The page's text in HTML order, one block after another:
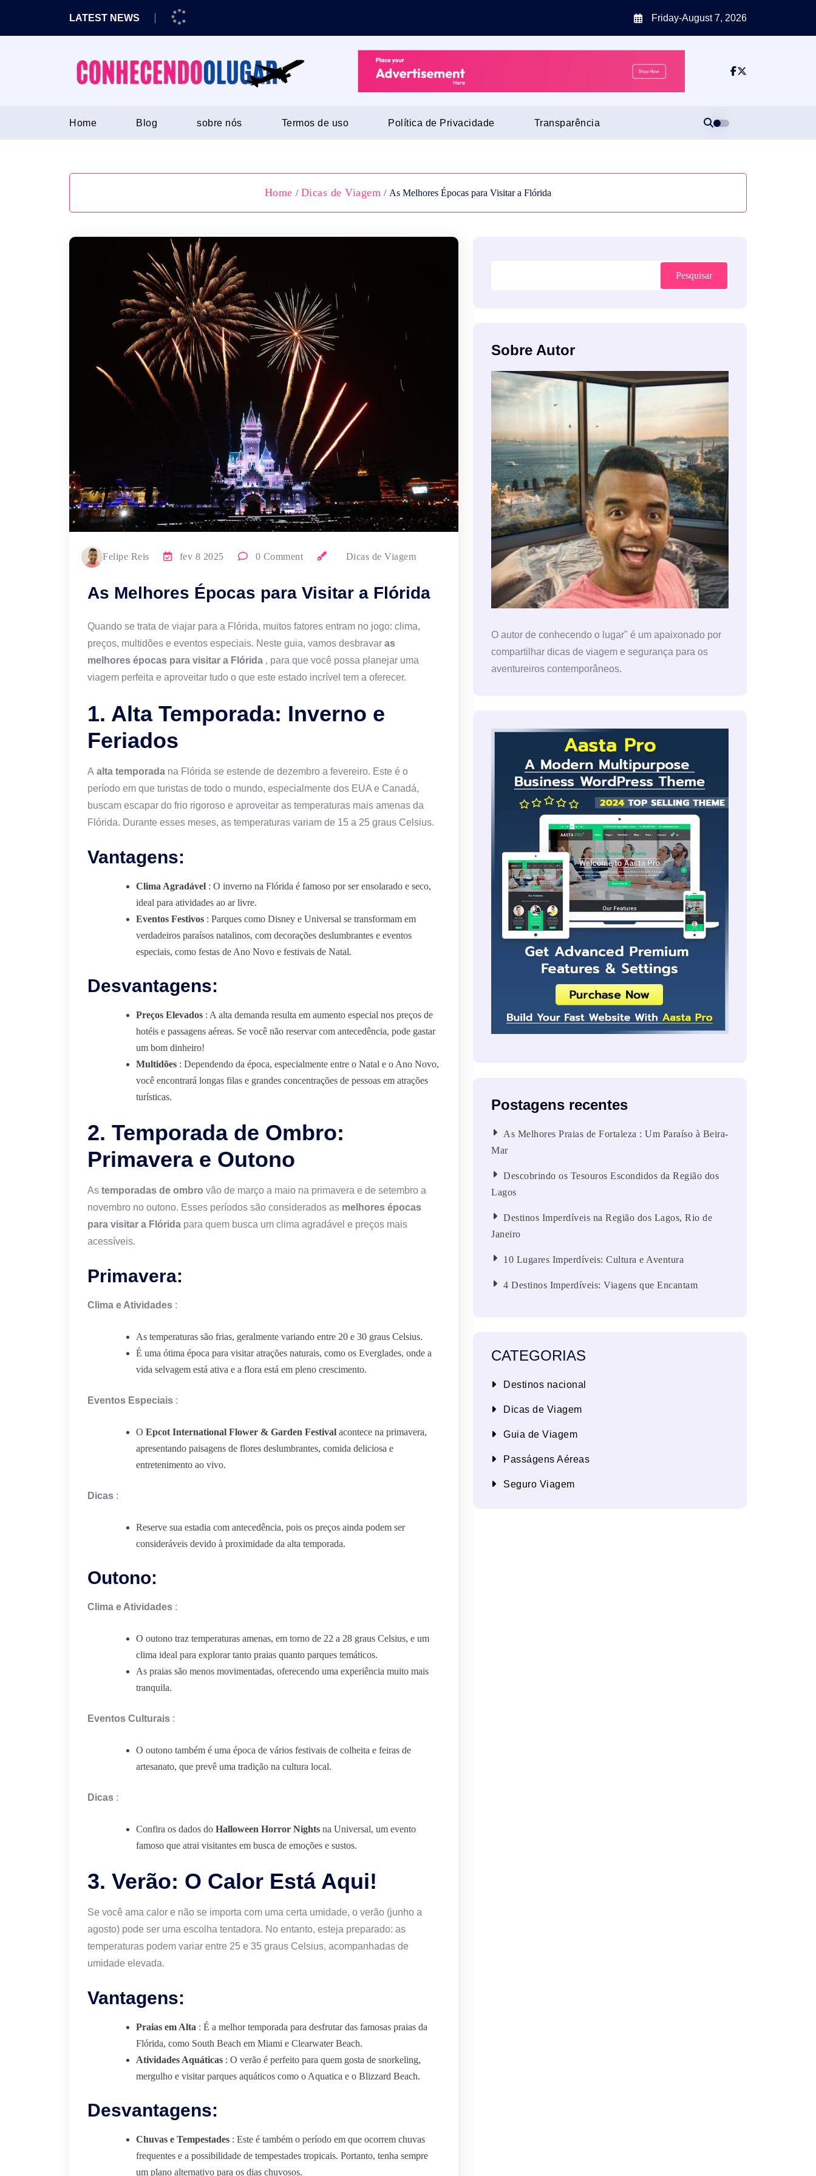
LATEST NEWS Friday-August 7, 2026
Home Blog sobre nós Termos de uso Política de Privacidade Transparência
Home / Dicas de Viagem / As Melhores Épocas para Visitar a Flórida
Felipe Reis fev 8 2025 0 Comment Dicas de Viagem
As Melhores Épocas para Visitar a Flórida
Quando se trata de viajar para a Flórida, muitos fatores entram no jogo: clima,
preços, multidões e eventos especiais. Neste guia, vamos desbravar as
melhores épocas para visitar a Flórida , para que você possa planejar uma
viagem perfeita e aproveitar tudo o que este estado incrível tem a oferecer.
1. Alta Temporada: Inverno e
Feriados
A alta temporada na Flórida se estende de dezembro a fevereiro. Este é o
período em que turistas de todo o mundo, especialmente dos EUA e Canadá,
buscam escapar do frio rigoroso e aproveitar as temperaturas mais amenas da
Flórida. Durante esses meses, as temperaturas variam de 15 a 25 graus Celsius.
Vantagens:
Clima Agradável : O inverno na Flórida é famoso por ser ensolarado e seco,
ideal para atividades ao ar livre.
Eventos Festivos : Parques como Disney e Universal se transformam em
verdadeiros paraísos natalinos, com decorações deslumbrantes e eventos
especiais, como festas de Ano Novo e festivais de Natal.
Desvantagens:
Preços Elevados : A alta demanda resulta em aumento especial nos preços de
hotéis e passagens aéreas. Se você não reservar com antecedência, pode gastar
um bom dinheiro!
Multidões : Dependendo da época, especialmente entre o Natal e o Ano Novo,
você encontrará longas filas e grandes concentrações de pessoas em atrações
turísticas.
2. Temporada de Ombro:
Primavera e Outono
As temporadas de ombro vão de março a maio na primavera e de setembro a
novembro no outono. Esses períodos são considerados as melhores épocas
para visitar a Flórida para quem busca um clima agradável e preços mais
acessíveis.
Primavera:
Clima e Atividades :
As temperaturas são frias, geralmente variando entre 20 e 30 graus Celsius.
É uma ótima época para visitar atrações naturais, como os Everglades, onde a
vida selvagem está ativa e a flora está em pleno crescimento.
Eventos Especiais :
O Epcot International Flower & Garden Festival acontece na primavera,
apresentando paisagens de flores deslumbrantes, comida deliciosa e
entretenimento ao vivo.
Dicas :
Reserve sua estadia com antecedência, pois os preços ainda podem ser
consideráveis ​​devido à proximidade da alta temporada.
Outono:
Clima e Atividades :
O outono traz temperaturas amenas, em torno de 22 a 28 graus Celsius, e um
clima ideal para explorar tanto praias quanto parques temáticos.
As praias são menos movimentadas, oferecendo uma experiência muito mais
tranquila.
Eventos Culturais :
O outono também é uma época de vários festivais de colheita e feiras de
artesanato, que prevê uma tradição na cultura local.
Dicas :
Confira os dados do Halloween Horror Nights na Universal, um evento
famoso que atrai visitantes em busca de emoções e sustos.
3. Verão: O Calor Está Aqui!
Se você ama calor e não se importa com uma certa umidade, o verão (junho a
agosto) pode ser uma escolha tentadora. No entanto, esteja preparado: as
temperaturas podem variar entre 25 e 35 graus Celsius, acompanhadas de
umidade elevada.
Vantagens:
Praias em Alta : É a melhor temporada para desfrutar das famosas praias da
Flórida, como South Beach em Miami e Clearwater Beach.
Atividades Aquáticas : O verão é perfeito para quem gosta de snorkeling,
mergulho e visitar parques aquáticos como o Aquatica e o Blizzard Beach.
Desvantagens:
Chuvas e Tempestades : Este é também o período em que ocorrem chuvas
frequentes e a possibilidade de tempestades tropicais. Portanto, tenha sempre
um plano alternativo para os dias chuvosos.
Pesquisar
Sobre Autor
O autor de conhecendo o lugar" é um apaixonado por
compartilhar dicas de viagem e segurança para os
aventureiros contemporâneos.
Postagens recentes
As Melhores Praias de Fortaleza : Um Paraíso à Beira-
Mar
Descobrindo os Tesouros Escondidos da Região dos
Lagos
Destinos Imperdíveis na Região dos Lagos, Rio de
Janeiro
10 Lugares Imperdíveis: Cultura e Aventura
4 Destinos Imperdíveis: Viagens que Encantam
CATEGORIAS
Destinos nacional
Dicas de Viagem
Guia de Viagem
Passágens Aéreas
Seguro Viagem